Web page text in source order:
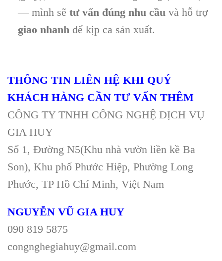
— mình sẽ tư vấn đúng nhu cầuvà hỗ trợ
giao nhanhđể kịp ca sản xuất.
THÔNG TIN LIÊN HỆ KHI QUÝ
KHÁCH HÀNG CẦN TƯ VẤN THÊM
CÔNG TY TNHH CÔNG NGHỆ DỊCH VỤ
GIA HUY
Số 1, Đường N5(Khu nhà vườn liền kề Ba
Son), Khu phố Phước Hiệp, Phường Long
Phước, TP Hồ Chí Minh, Việt Nam
NGUYỄN VŨ GIA HUY
090 819 5875
congnghegiahuy@gmail.com